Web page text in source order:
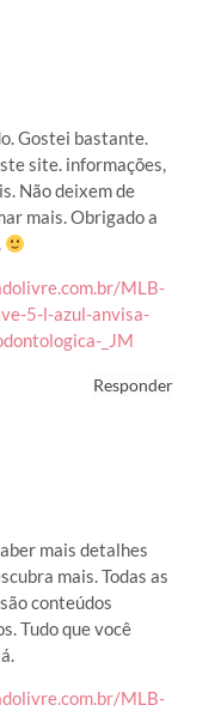
Gostei bastante.
site. informações,
Não deixem de
mais. Obrigado a
MLB-
5-l-azul-anvisa-
_JM
Responder
mais detalhes
mais. Todas as
conteúdos
Tudo que você
MLB-